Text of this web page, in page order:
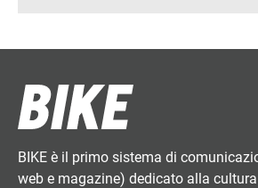
BIKE è il primo sistema di
web e magazine) dedicato alla